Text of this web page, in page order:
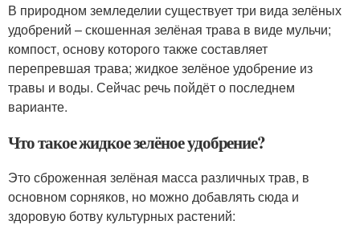
В природном земледелии существует три вида зелёных
удобрений – скошенная зелёная трава в виде мульчи;
компост, основу которого также составляет
перепревшая трава; жидкое зелёное удобрение из
травы и воды. Сейчас речь пойдёт о последнем
варианте.
Что такое жидкое зелёное удобрение?
Это сброженная зелёная масса различных трав, в
основном сорняков, но можно добавлять сюда и
здоровую ботву культурных растений: